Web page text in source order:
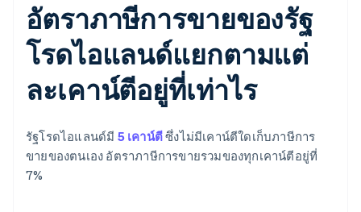
อัตราภาษีการขายของรัฐ
โรดไอแลนด์แยกตามแต่
ละเคาน์ตีอยู่ที่เท่าไร
รัฐโรดไอแลนด์มี 5 เคาน์ตีซึ่งไม่มีเคาน์ตีใดเก็บภาษีการ
ขายของตนเอง อัตราภาษีการขายรวมของทุกเคาน์ตีอยู่ที่
7%